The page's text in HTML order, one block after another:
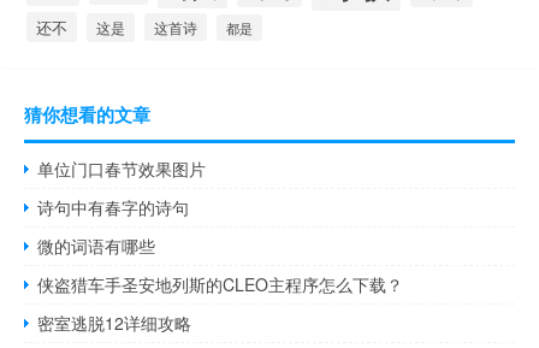
还不 这是 这首诗 都是
猜你想看的文章
单位门口春节效果图片
诗句中有春字的诗句
微的词语有哪些
侠盗猎车手圣安地列斯的CLEO主程序怎么下载？
密室逃脱12详细攻略